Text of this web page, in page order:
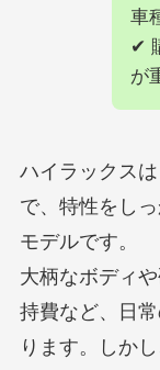
車
✔
が
ハイラックス
で、特性をし
モデルです。
大柄なボディ
持費など、日
ります。しか